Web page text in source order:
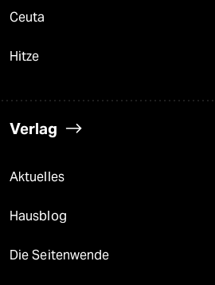
Ceuta
Hitze
Verlag
Aktuelles
Hausblog
Die Seitenwende